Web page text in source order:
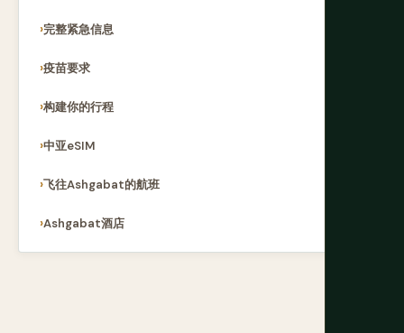
完整紧急信息
疫苗要求
构建你的行程
中亚eSIM
飞往Ashgabat的航班
Ashgabat酒店